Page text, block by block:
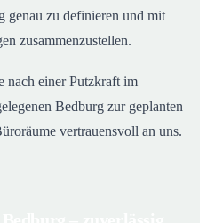
genau zu definieren und mit
zusammenzustellen.
nach einer Putzkraft im
Bedburg zur geplanten
vertrauensvoll an uns.